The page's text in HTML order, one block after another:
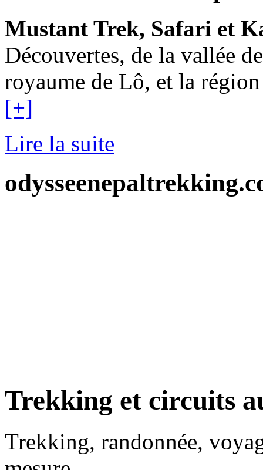
Mustant Trek, Safari et
Découvertes, de la vallée
royaume de Lô, et la
[+]
Lire la suite
Trekking et circuits
Trekking, randonnée,